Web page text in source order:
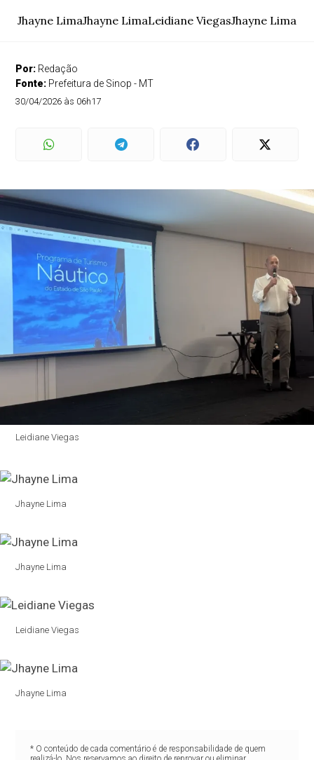
Jhayne LimaJhayne LimaLeidiane ViegasJhayne Lima
Por: Redação
Fonte: Prefeitura de Sinop - MT
30/04/2026 às 06h17
Leidiane Viegas
Jhayne Lima
Jhayne Lima
Leidiane Viegas
Jhayne Lima
* O conteúdo de cada comentário é de responsabilidade de quem